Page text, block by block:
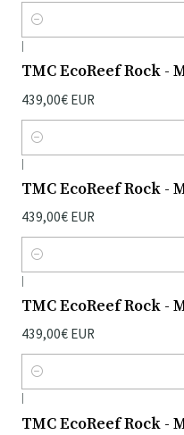
Quantidade
|
TMC EcoReef Rock -
439,00€ EUR
Quantidade
|
TMC EcoReef Rock -
439,00€ EUR
Quantidade
|
TMC EcoReef Rock -
439,00€ EUR
Quantidade
|
TMC EcoReef Rock -